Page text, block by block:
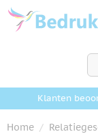
Ga naar de inhoud
Klanten
Home /